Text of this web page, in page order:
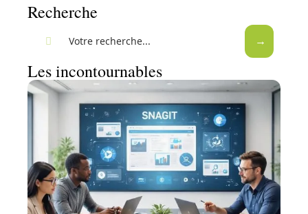
Recherche
Les incontournables